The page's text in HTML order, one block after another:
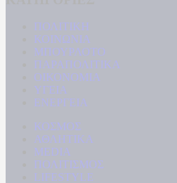
ΠΟΛΙΤΙΚΗ
ΚΟΙΝΩΝΙΑ
ΜΠΟΥΡΛΟΤΟ
ΠΑΡΑΠΟΛΙΤΙΚΑ
ΟΙΚΟΝΟΜΙΑ
ΥΓΕΙΑ
ΕΝΕΡΓΕΙΑ
ΚΟΣΜΟΣ
ΑΘΛΗΤΙΚΑ
MEDIA
ΠΟΛΙΤΙΣΜΟΣ
LIFESTYLE